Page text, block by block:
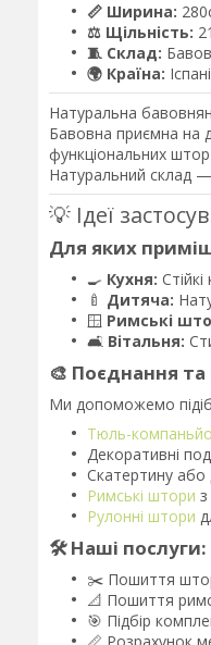
📏 Ширина:
⚖️ Щільність:
🧵 Склад:
🌍 Країна:
Натуральна
Бавовна приємна на
функціональних
Натуральний склад —
💡 Ідеї
Для яких
🍳 Кухня:
🍼 Дитяча:
🪟 Римські
🛋️ Вітальня:
🎨 Поєднання
Ми допоможемо
Тюль-
Декоративні
Скатертину або
Римські штори з
Рулонні штори
🛠️ Наші послуги:
✂️ Пошиття штор
📐 Пошиття
🎯 Підбір